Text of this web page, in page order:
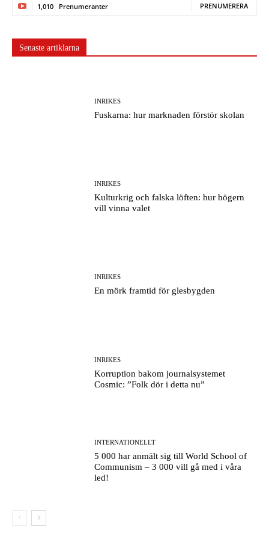
1,010 Prenumeranter PRENUMERERA
Senaste artiklarna
INRIKES
Fuskarna: hur marknaden förstör skolan
INRIKES
Kulturkrig och falska löften: hur högern
vill vinna valet
INRIKES
En mörk framtid för glesbygden
INRIKES
Korruption bakom journalsystemet
Cosmic: ”Folk dör i detta nu”
INTERNATIONELLT
5 000 har anmält sig till World School of
Communism – 3 000 vill gå med i våra
led!